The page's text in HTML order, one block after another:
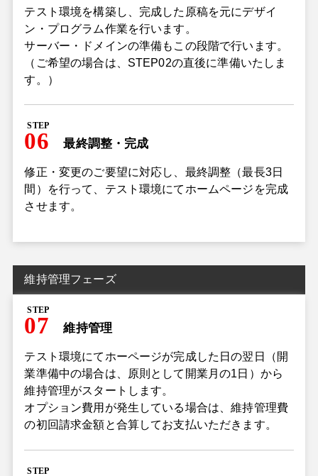
テスト環境を構築し、完成した原稿を元にデザイ
ン・プログラム作業を行います。
サーバー・ドメインの準備もこの段階で行います。
（ご希望の場合は、STEP02の直後に準備いたしま
す。）
STEP
06 最終調整・完成
修正・変更のご要望に対応し、最終調整（最長3日
間）を行って、テスト環境にてホームページを完成
させます。
維持管理フェーズ
STEP
07 維持管理
テスト環境にてホーページが完成した日の翌日（開
業準備中の場合は、原則として開業月の1日）から
維持管理がスタートします。
オプション費用が発生している場合は、維持管理費
の初回請求金額と合算してお支払いただきます。
STEP